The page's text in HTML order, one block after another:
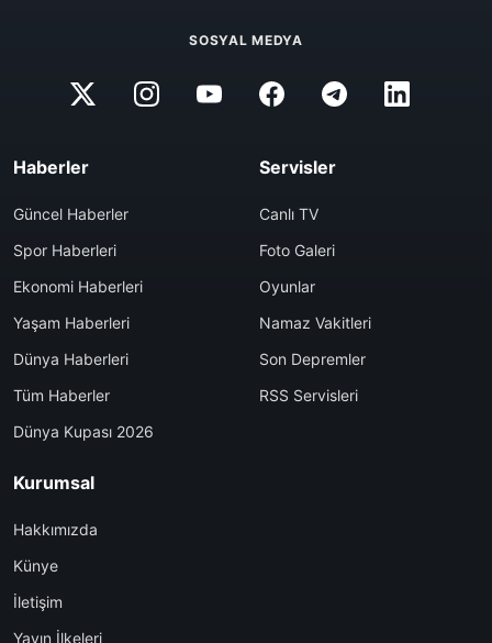
SOSYAL MEDYA
Haberler
Güncel Haberler
Spor Haberleri
Ekonomi Haberleri
Yaşam Haberleri
Dünya Haberleri
Tüm Haberler
Dünya Kupası 2026
Servisler
Canlı TV
Foto Galeri
Oyunlar
Namaz Vakitleri
Son Depremler
RSS Servisleri
Kurumsal
Hakkımızda
Künye
İletişim
Yayın İlkeleri